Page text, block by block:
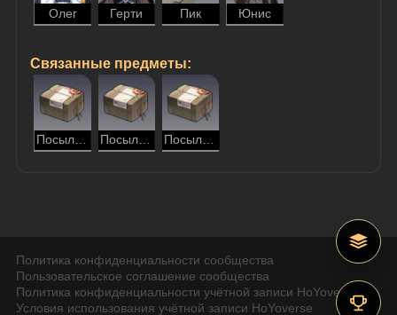
Олег Герти Пик Юнис
Связанные предметы:
Посылка для Пика Посылка для Юнис
Политика конфиденциальности сообщества
Пользовательское соглашение сообщества
Политика конфиденциальности учётной записи HoYoverse
Условия использования учётной записи HoYoverse